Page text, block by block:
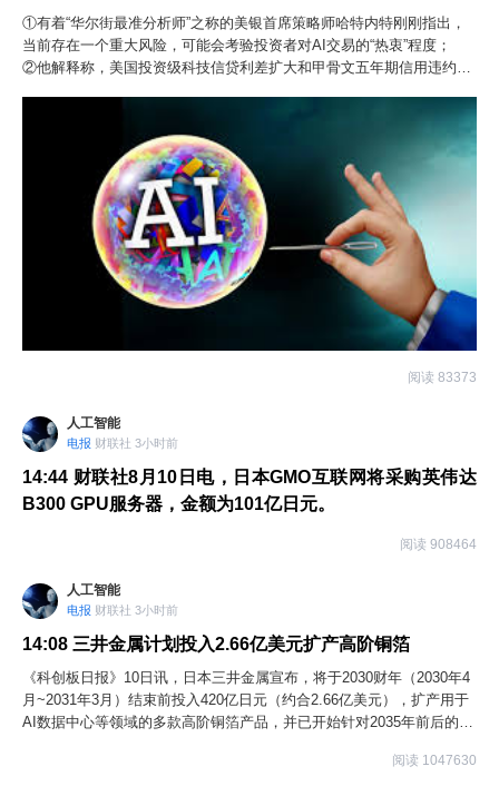
①有着“华尔街最准分析师”之称的美银首席策略师哈特内特刚刚指出，
当前存在一个重大风险，可能会考验投资者对AI交易的“热衷”程度；
②他解释称，美国投资级科技信贷利差扩大和甲骨文五年期信用违约互
阅读 83373
人工智能
电报 财联社 3小时前
14:44 财联社8月10日电，日本GMO互联网将采购英伟达
B300 GPU服务器，金额为101亿日元。
阅读 908464
人工智能
电报 财联社 3小时前
14:08 三井金属计划投入2.66亿美元扩产高阶铜箔
《科创板日报》10日讯，日本三井金属宣布，将于2030财年（2030年4
月~2031年3月）结束前投入420亿日元（约合2.66亿美元），扩产用于
AI数据中心等领域的多款高阶铜箔产品，并已开始针对2035年前后的市
阅读 1047630